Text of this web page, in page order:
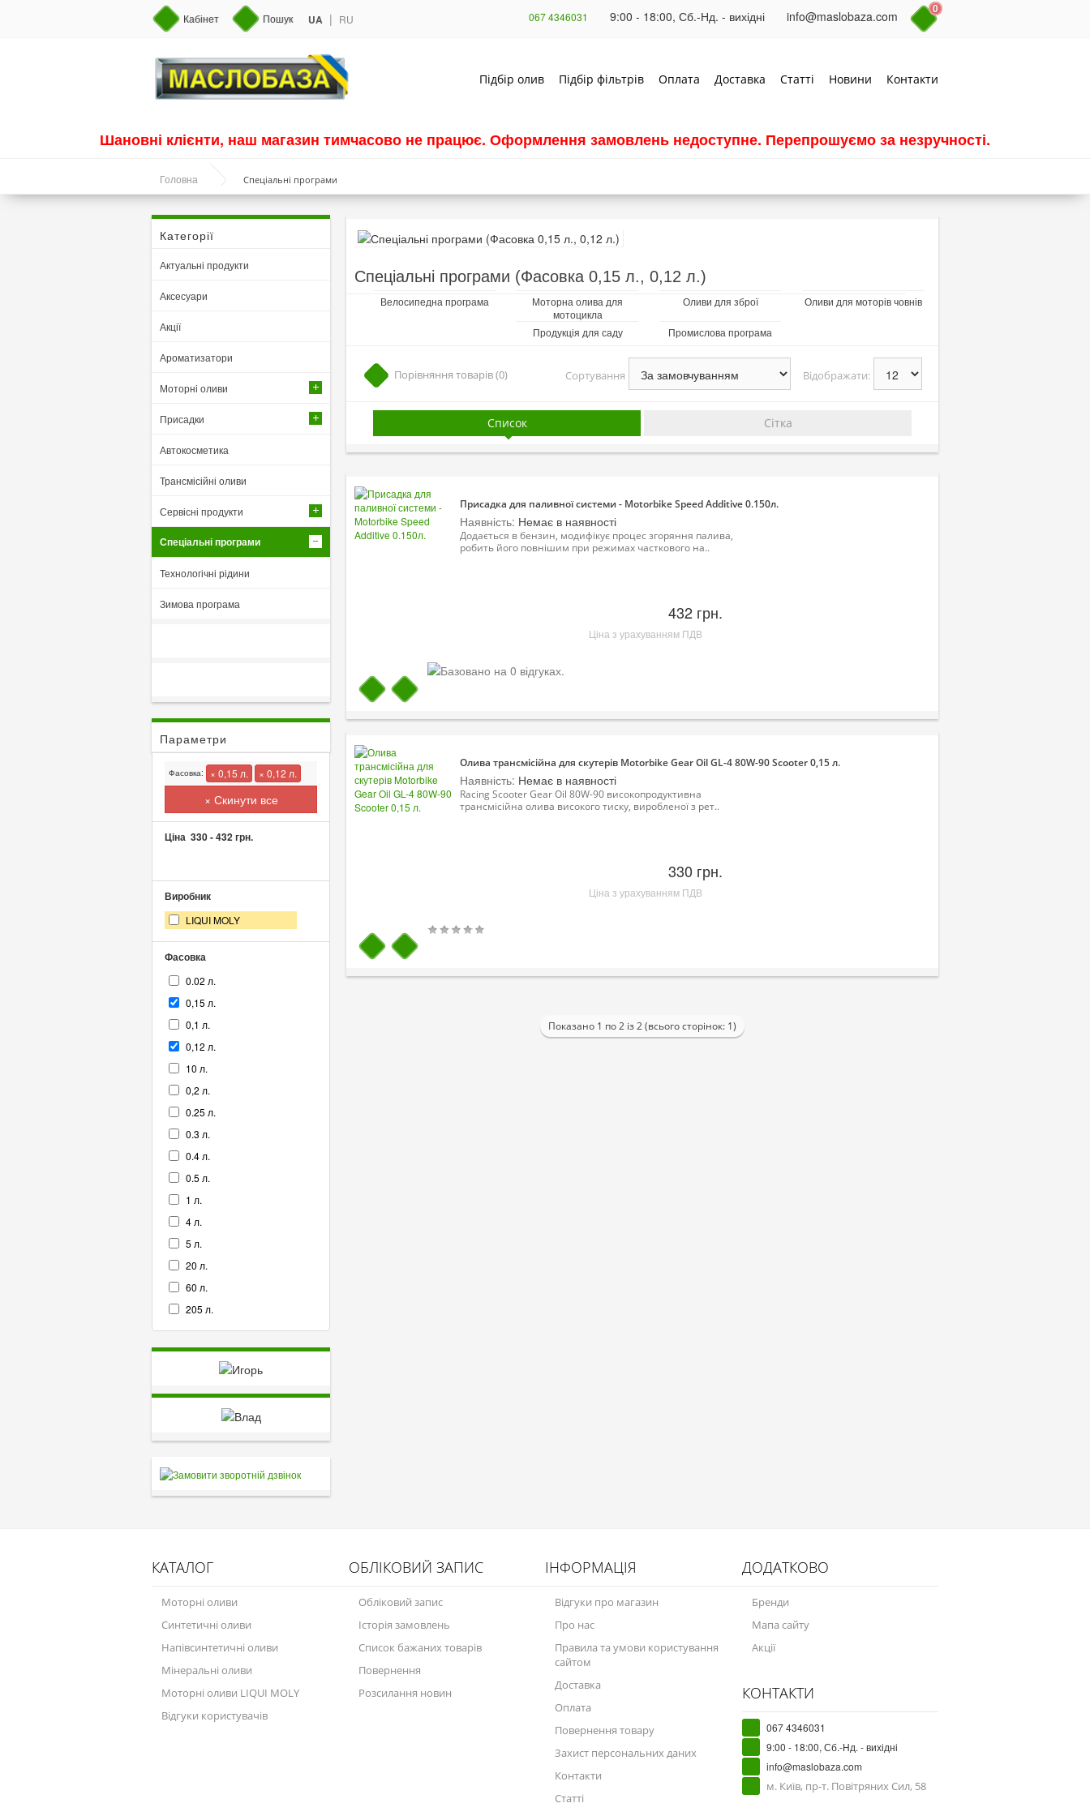
Кабінет Пошук UA | RU 067 4346031 9:00 - 18:00, Сб.-Нд. - вихідні info@maslobaza.com 0
Підбір олив Підбір фільтрів Оплата Доставка Статті Новини Контакти
Шановні клієнти, наш магазин тимчасово не працює. Оформлення замовлень недоступне. Перепрошуємо за незручності.
Головна Спеціальні програми
Категорії
Актуальні продукти
Аксесуари
Акції
Ароматизатори
Моторні оливи
Присадки
Автокосметика
Трансмісійні оливи
Сервісні продукти
Спеціальні програми
Технологічні рідини
Зимова програма
Параметри
Фасовка: × 0,15 л. × 0,12 л.
× Скинути все
Ціна 330-432грн.
Виробник
LIQUI MOLY
Фасовка
0.02 л.
0,15 л.
0,1 л.
0,12 л.
10 л.
0,2 л.
0.25 л.
0.3 л.
0.4 л.
0.5 л.
1 л.
4 л.
5 л.
20 л.
60 л.
205 л.
Спеціальні програми (Фасовка 0,15 л., 0,12 л.)
Велосипедна програма
Моторна олива для
мотоцикла
Оливи для зброї Оливи для моторів човнів
Продукція для саду Промислова програма
Порівняння товарів (0) Відображати:
Сортування
Список Сітка
Присадка для паливної системи - Motorbike Speed Additive 0.150л.
Наявність: Немає в наявності
Додається в бензин, модифікує процес згоряння палива,
робить його повнішим при режимах часткового на..
432 грн.
Ціна з урахуванням ПДВ
Олива трансмісійна для скутерів Motorbike Gear Oil GL-4 80W-90 Scooter 0,15 л.
Наявність: Немає в наявності
Racing Scooter Gear Oil 80W-90 високопродуктивна
трансмісійна олива високого тиску, виробленої з рет..
330 грн.
Ціна з урахуванням ПДВ
Показано 1 по 2 із 2 (всього сторінок: 1)
КАТАЛОГ
Моторні оливи
Синтетичні оливи
Напівсинтетичні оливи
Мінеральні оливи
Моторні оливи LIQUI MOLY
Відгуки користувачів
ОБЛІКОВИЙ ЗАПИС
Обліковий запис
Історія замовлень
Список бажаних товарів
Повернення
Розсилання новин
ІНФОРМАЦІЯ
Відгуки про магазин
Про нас
Правила та умови користування
сайтом
Доставка
Оплата
Повернення товару
Захист персональних даних
Контакти
Статті
ДОДАТКОВО
Бренди
Мапа сайту
Акції
КОНТАКТИ
067 4346031
9:00 - 18:00, Сб.-Нд. - вихідні
info@maslobaza.com
м. Київ, пр-т. Повітряних Сил, 58